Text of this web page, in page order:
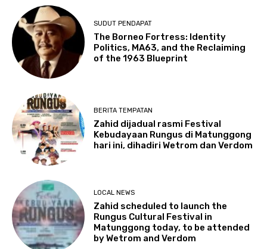
SUDUT PENDAPAT
The Borneo Fortress: Identity
Politics, MA63, and the Reclaiming
of the 1963 Blueprint
BERITA TEMPATAN
Zahid dijadual rasmi Festival
Kebudayaan Rungus di Matunggong
hari ini, dihadiri Wetrom dan Verdom
LOCAL NEWS
Zahid scheduled to launch the
Rungus Cultural Festival in
Matunggong today, to be attended
by Wetrom and Verdom